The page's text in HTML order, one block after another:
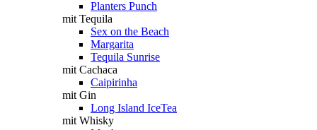
Planters Punch
mit Tequila
Sex on the Beach
Margarita
Tequila Sunrise
mit Cachaca
Caipirinha
mit Gin
Long Island IceTea
mit Whisky